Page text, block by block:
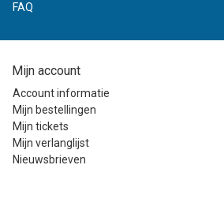
FAQ
Mijn account
Account informatie
Mijn bestellingen
Mijn tickets
Mijn verlanglijst
Nieuwsbrieven